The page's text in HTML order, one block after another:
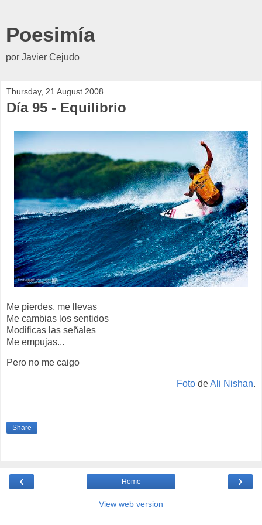
Poesimía
por Javier Cejudo
Thursday, 21 August 2008
Día 95 - Equilibrio
Me pierdes, me llevas
Me cambias los sentidos
Modificas las señales
Me empujas...
Pero no me caigo
Foto deAli Nishan.
Share
‹ ›
Home
View web version